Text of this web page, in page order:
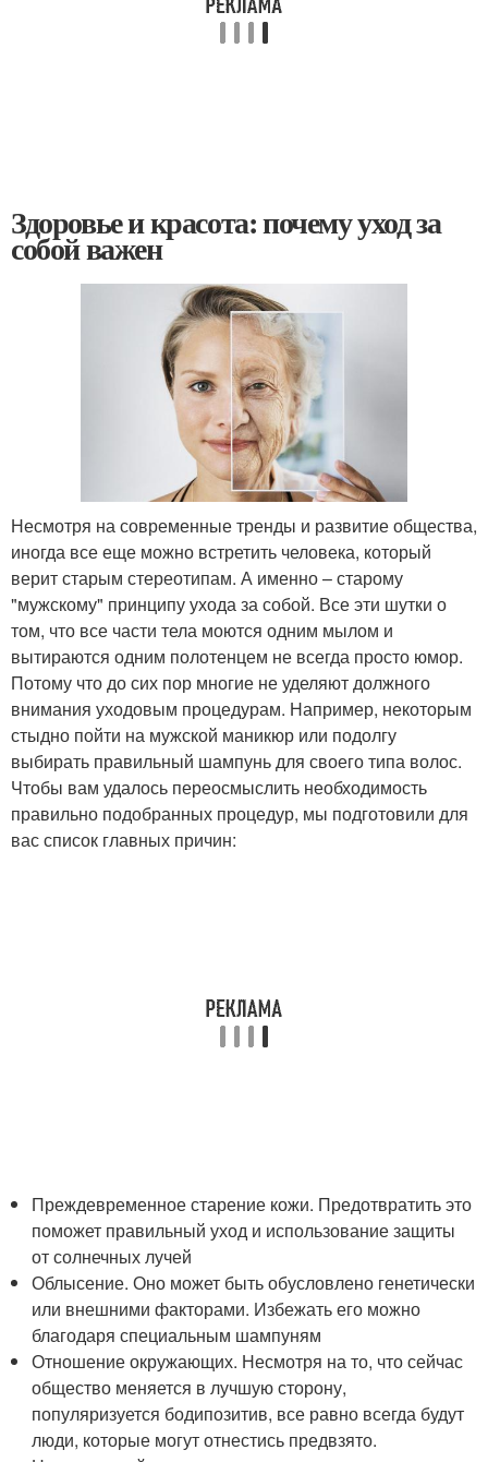
Здоровье и красота: почему уход за
собой важен
Несмотря на современные тренды и развитие общества,
иногда все еще можно встретить человека, который
верит старым стереотипам. А именно – старому
"мужскому" принципу ухода за собой. Все эти шутки о
том, что все части тела моются одним мылом и
вытираются одним полотенцем не всегда просто юмор.
Потому что до сих пор многие не уделяют должного
внимания уходовым процедурам. Например, некоторым
стыдно пойти на мужской маникюр или подолгу
выбирать правильный шампунь для своего типа волос.
Чтобы вам удалось переосмыслить необходимость
правильно подобранных процедур, мы подготовили для
вас список главных причин:
Преждевременное старение кожи. Предотвратить это
поможет правильный уход и использование защиты
от солнечных лучей
Облысение. Оно может быть обусловлено генетически
или внешними факторами. Избежать его можно
благодаря специальным шампуням
Отношение окружающих. Несмотря на то, что сейчас
общество меняется в лучшую сторону,
популяризуется бодипозитив, все равно всегда будут
люди, которые могут отнестись предвзято.